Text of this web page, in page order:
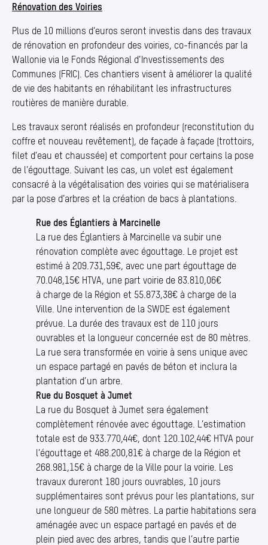
Rénovation des Voiries
Plus de 10 millions d’euros seront investis dans des travaux
de rénovation en profondeur des voiries, co-financés par la
Wallonie via le Fonds Régional d’Investissements des
Communes (FRIC). Ces chantiers visent à améliorer la qualité
de vie des habitants en réhabilitant les infrastructures
routières de manière durable.
Les travaux seront réalisés en profondeur (reconstitution du
coffre et nouveau revêtement), de façade à façade (trottoirs,
filet d’eau et chaussée) et comportent pour certains la pose
de l’égouttage. Suivant les cas, un volet est également
consacré à la végétalisation des voiries qui se matérialisera
par la pose d’arbres et la création de bacs à plantations.
Rue des Églantiers à Marcinelle
La rue des Églantiers à Marcinelle va subir une
rénovation complète avec égouttage. Le projet est
estimé à 209.731,59€, avec une part égouttage de
70.048,15€ HTVA, une part voirie de 83.810,06€
à charge de la Région et 55.873,38€ à charge de la
Ville. Une intervention de la SWDE est également
prévue. La durée des travaux est de 110 jours
ouvrables et la longueur concernée est de 80 mètres.
La rue sera transformée en voirie à sens unique avec
un espace partagé en pavés de béton et inclura la
plantation d’un arbre.
Rue du Bosquet à Jumet
La rue du Bosquet à Jumet sera également
complètement rénovée avec égouttage. L’estimation
totale est de 933.770,44€, dont 120.102,44€ HTVA pour
l’égouttage et 488.200,81€ à charge de la Région et
268.981,15€ à charge de la Ville pour la voirie. Les
travaux dureront 180 jours ouvrables, 10 jours
supplémentaires sont prévus pour les plantations, sur
une longueur de 580 mètres. La partie habitations sera
aménagée avec un espace partagé en pavés et de
plein pied avec des arbres, tandis que l’autre partie